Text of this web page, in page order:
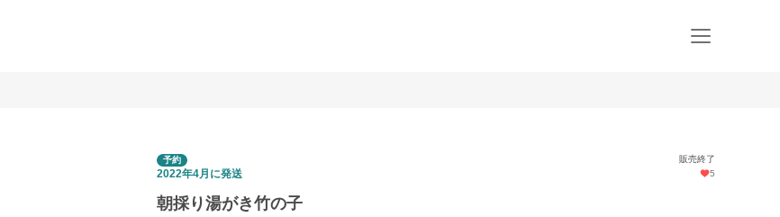
予約 販売終了
2022年4月に発送 5
朝採り湯がき竹の子